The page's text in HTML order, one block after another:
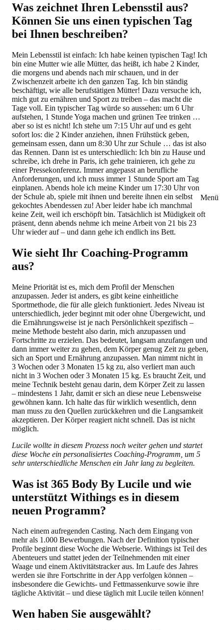
Menü
Was zeichnet Ihren Lebensstil aus?
Können Sie uns einen typischen Tag
bei Ihnen beschreiben?
Mein Lebensstil ist einfach: Ich habe keinen typischen Tag! Ich
bin eine Mutter wie alle Mütter, das heißt, ich habe 2 Kinder,
die morgens und abends nach mir schauen, und in der
Zwischenzeit arbeite ich den ganzen Tag. Ich bin ständig
beschäftigt, wie alle berufstätigen Mütter! Dazu versuche ich,
mich gut zu ernähren und Sport zu treiben – das macht die
Tage voll. Ein typischer Tag würde so aussehen: um 6 Uhr
aufstehen, 1 Stunde Yoga machen und grünen Tee trinken …
aber so ist es nicht! Ich stehe um 7:15 Uhr auf und es geht
sofort los: die 2 Kinder anziehen, ihnen Frühstück geben,
gemeinsam essen, dann um 8:30 Uhr zur Schule … das ist also
das Rennen. Dann ist es unterschiedlich: Ich bin zu Hause und
schreibe, ich drehe in Paris, ich gehe trainieren, ich gehe zu
einer Pressekonferenz. Immer angepasst an berufliche
Anforderungen, und ich muss immer 1 Stunde Sport am Tag
einplanen. Abends hole ich meine Kinder um 17:30 Uhr von
der Schule ab, spiele mit ihnen und bereite ihnen ein selbst
gekochtes Abendessen zu! Aber leider habe ich manchmal
keine Zeit, weil ich erschöpft bin. Tatsächlich ist Müdigkeit oft
präsent, denn abends nehme ich meine Arbeit von 21 bis 23
Uhr wieder auf – und dann gehe ich endlich ins Bett.
Wie sieht Ihr Coaching-Programm
aus?
Meine Priorität ist es, mich dem Profil der Menschen
anzupassen. Jeder ist anders, es gibt keine einheitliche
Sportmethode, die für alle gleich funktioniert. Jedes Niveau ist
unterschiedlich, jeder beginnt mit oder ohne Übergewicht, und
die Ernährungsweise ist je nach Persönlichkeit spezifisch –
meine Methode besteht also darin, mich anzupassen und
Fortschritte zu erzielen. Das bedeutet, langsam anzufangen und
dann immer weiter zu gehen, dem Körper genug Zeit zu geben,
sich an Sport und Ernährung anzupassen. Man nimmt nicht in
3 Wochen oder 3 Monaten 15 kg zu, also verliert man auch
nicht in 3 Wochen oder 3 Monaten 15 kg. Es braucht Zeit, und
meine Technik besteht genau darin, dem Körper Zeit zu lassen
– mindestens 1 Jahr, damit er sich an diese neue Lebensweise
gewöhnen kann. Ich halte das für wirklich wesentlich, denn
man muss zu den Quellen zurückkehren und die Langsamkeit
akzeptieren. Der Körper reagiert nicht schnell. Das ist nicht
möglich.
Lucile wollte in diesem Prozess noch weiter gehen und startet
diese Woche ein personalisiertes Coaching-Programm, um 5
sehr unterschiedliche Menschen ein Jahr lang zu begleiten.
Was ist 365 Body By Lucile und wie
unterstützt Withings es in diesem
neuen Programm?
Nach einem aufregenden Casting. Nach dem Eingang von
mehr als 1.000 Bewerbungen. Nach der Definition typischer
Profile beginnt diese Woche die Webserie. Withings ist Teil des
Abenteuers und stattet jeden der Teilnehmenden mit einer
Waage und einem Aktivitätstracker aus. Im Laufe des Jahres
werden sie ihre Fortschritte in der App verfolgen können –
insbesondere die Gewichts- und Fettmassenkurve sowie ihre
tägliche Aktivität – und diese täglich mit Lucile teilen können!
Wen haben Sie ausgewählt?